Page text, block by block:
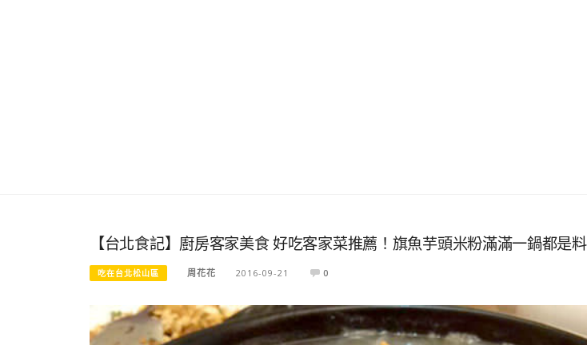
【台北食記】廚房客家美食 好吃客家菜推薦！旗魚芋頭米粉滿滿一鍋都是料
吃在台北松山區 周花花 2016-09-21 0